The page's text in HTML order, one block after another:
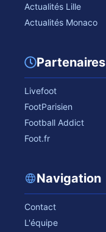
Actualités Lille
Actualités Monaco
Partenaires
Livefoot
FootParisien
Football Addict
Foot.fr
Navigation
Contact
L'équipe